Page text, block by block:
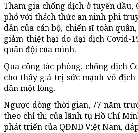
Tham gia chống dịch ở tuyến
phó với thách thức an ninh phi
dân của cán bộ, chiến sĩ toàn
giảm thiệt hại do đại dịch Covid-
quân đội của mình.
Qua công tác phòng, chống dịch
cho thấy giá trị-sức mạnh vô
dân một lòng.
Ngược dòng thời gian, 77 năm
theo chỉ thị của lãnh tụ Hồ Chí
phát triển của QĐND Việt Nam,